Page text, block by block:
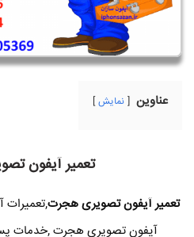
عناوین نمایش
تعمیر آیفون
تعمیر آیفون تصویری هجرت
آیفون تصویری هجرت ,خدمات